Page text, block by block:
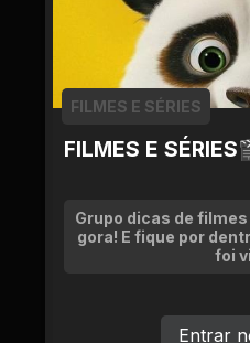
FILMES E
FILMES E SÉRIES
Grupo dicas de
gora! E fique por
foi
Entrar